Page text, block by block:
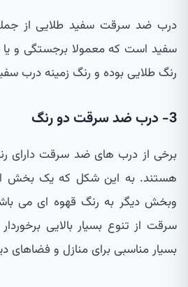
درب ضد سرقت سفید طلایی از
سفید است که معمولا برجستگی و یا
رنگ طلایی بوده و رنگ زمینه درب
3- درب ضد سرقت دو رنگ
برخی از درب های ضد سرقت دارای
هستند. به این شکل که یک بخش
وبخش دیگر به رنگ قهوه ای می
سرقت از تنوع بسیار بالایی
بسیار مناسبی برای منازل و فضاهای